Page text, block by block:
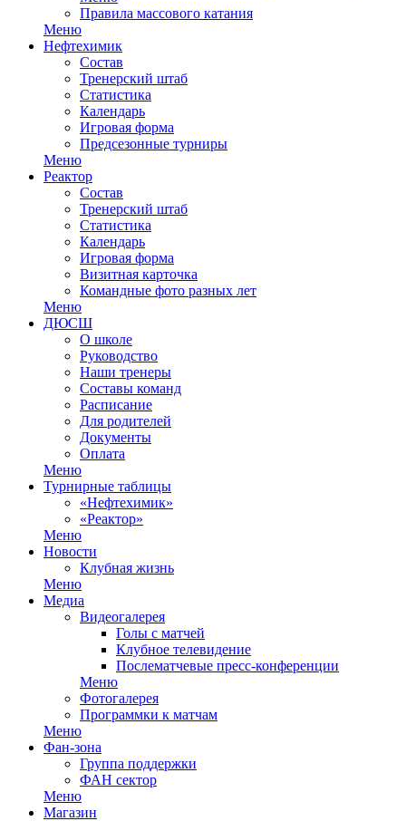
Правила массового катания
Меню
Нефтехимик
Состав
Тренерский штаб
Статистика
Календарь
Игровая форма
Предсезонные турниры
Меню
Реактор
Состав
Тренерский штаб
Статистика
Календарь
Игровая форма
Визитная карточка
Командные фото разных лет
Меню
ДЮСШ
О школе
Руководство
Наши тренеры
Составы команд
Расписание
Для родителей
Документы
Оплата
Меню
Турнирные таблицы
«Нефтехимик»
«Реактор»
Меню
Новости
Клубная жизнь
Меню
Медиа
Видеогалерея
Голы с матчей
Клубное телевидение
Послематчевые пресс-конференции
Меню
Фотогалерея
Программки к матчам
Меню
Фан-зона
Группа поддержки
ФАН сектор
Меню
Магазин